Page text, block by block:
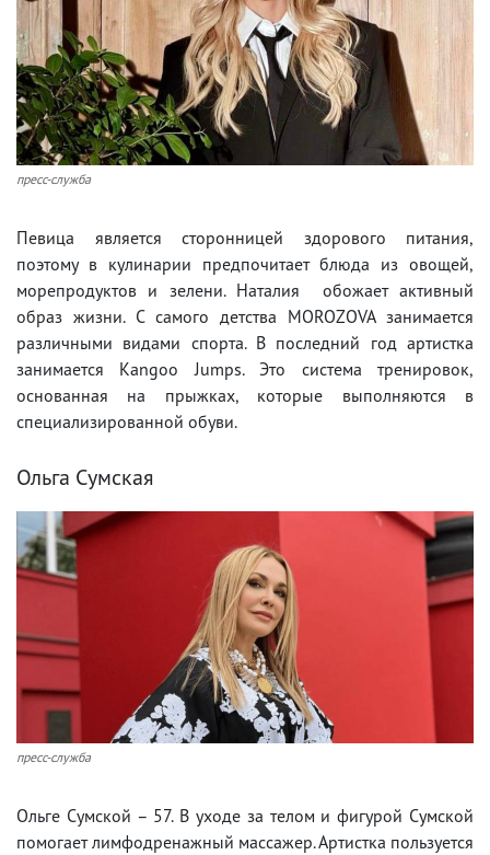
пресс-служба
Певица является сторонницей здорового питания,
поэтому в кулинарии предпочитает блюда из овощей,
морепродуктов и зелени. Наталия обожает активный
образ жизни. С самого детства MOROZOVA занимается
различными видами спорта. В последний год артистка
занимается Kangoo Jumps. Это система тренировок,
основанная на прыжках, которые выполняются в
специализированной обуви.
Ольга Сумская
пресс-служба
Ольге Сумской – 57. В уходе за телом и фигурой Сумской
помогает лимфодренажный массажер. Артистка пользуется